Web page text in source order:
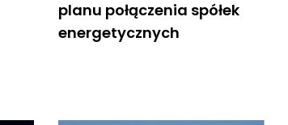
planu połączenia spółek
energetycznych